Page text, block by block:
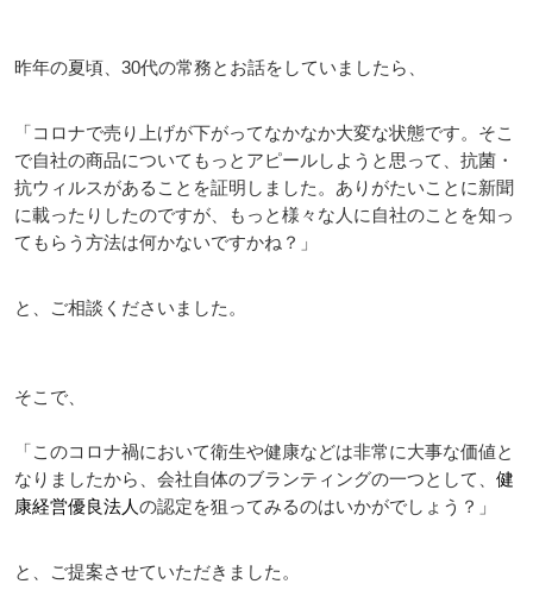
昨年の夏頃、30代の常務とお話をしていましたら、
「コロナで売り上げが下がってなかなか大変な状態です。そこ
で自社の商品についてもっとアピールしようと思って、抗菌・
抗ウィルスがあることを証明しました。ありがたいことに新聞
に載ったりしたのですが、もっと様々な人に自社のことを知っ
てもらう方法は何かないですかね？」
と、ご相談くださいました。
そこで、
「このコロナ禍において衛生や健康などは非常に大事な価値と
なりましたから、会社自体のブランティングの一つとして、健
康経営優良法人の認定を狙ってみるのはいかがでしょう？」
と、ご提案させていただきました。